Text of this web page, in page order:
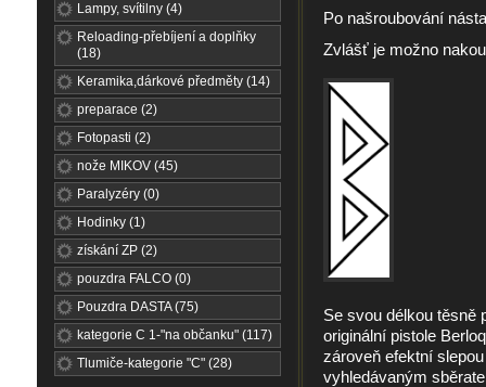
Lampy, svítilny (4)
Reloading-přebíjení a doplňky
(18)
Keramika,dárkové předměty (14)
preparace (2)
Fotopasti (2)
nože MIKOV (45)
Paralyzéry (0)
Hodinky (1)
získání ZP (2)
pouzdra FALCO (0)
Pouzdra DASTA (75)
kategorie C 1-"na občanku" (117)
Tlumiče-kategorie "C" (28)
Po našroubování
Zvlášť je možno
Se svou délkou těsně
originální pistole
zároveň efektní
vyhledávaným